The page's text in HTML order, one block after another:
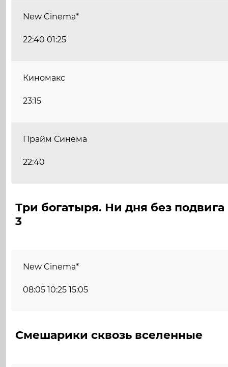
New Cinema*
22:40 01:25
Киномакс
23:15
Прайм Синема
22:40
Три богатыря. Ни дня без подвига
3
New Cinema*
08:05 10:25 15:05
Смешарики сквозь вселенные